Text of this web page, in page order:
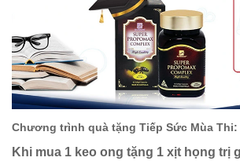
Chương trình quà tặng Tiếp Sức Mùa Thi:
Khi mua 1 keo ong tặng 1 xịt họng trị